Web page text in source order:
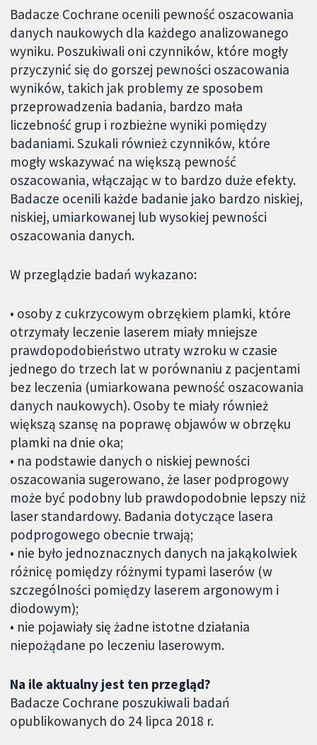
Badacze Cochrane ocenili pewność oszacowania
danych naukowych dla każdego analizowanego
wyniku. Poszukiwali oni czynników, które mogły
przyczynić się do gorszej pewności oszacowania
wyników, takich jak problemy ze sposobem
przeprowadzenia badania, bardzo mała
liczebność grup i rozbieżne wyniki pomiędzy
badaniami. Szukali również czynników, które
mogły wskazywać na większą pewność
oszacowania, włączając w to bardzo duże efekty.
Badacze ocenili każde badanie jako bardzo niskiej,
niskiej, umiarkowanej lub wysokiej pewności
oszacowania danych.
W przeglądzie badań wykazano:
• osoby z cukrzycowym obrzękiem plamki, które
otrzymały leczenie laserem miały mniejsze
prawdopodobieństwo utraty wzroku w czasie
jednego do trzech lat w porównaniu z pacjentami
bez leczenia (umiarkowana pewność oszacowania
danych naukowych). Osoby te miały również
większą szansę na poprawę objawów w obrzęku
plamki na dnie oka;
• na podstawie danych o niskiej pewności
oszacowania sugerowano, że laser podprogowy
może być podobny lub prawdopodobnie lepszy niż
laser standardowy. Badania dotyczące lasera
podprogowego obecnie trwają;
• nie było jednoznacznych danych na jakąkolwiek
różnicę pomiędzy różnymi typami laserów (w
szczególności pomiędzy laserem argonowym i
diodowym);
• nie pojawiały się żadne istotne działania
niepożądane po leczeniu laserowym.
Na ile aktualny jest ten przegląd?
Badacze Cochrane poszukiwali badań
opublikowanych do 24 lipca 2018 r.